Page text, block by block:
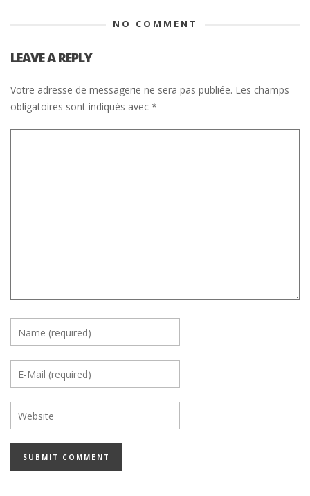
NO COMMENT
LEAVE A REPLY
Votre adresse de messagerie ne sera pas publiée. Les champs
obligatoires sont indiqués avec *